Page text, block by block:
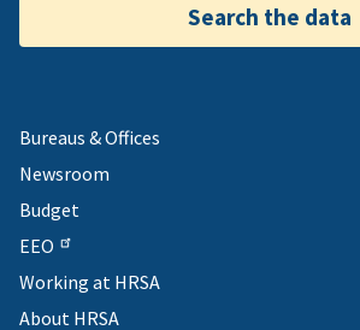
Search the data
Bureaus & Offices
Newsroom
Budget
EEO
Working at HRSA
About HRSA